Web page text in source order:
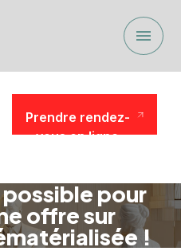
menu
Prendre rendez-
vous en ligne
pour
offre sur
!